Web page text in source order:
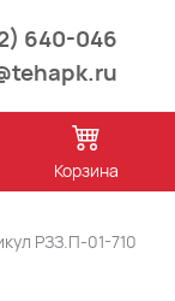
640-046
Корзина
РЗЗ.П-01-710